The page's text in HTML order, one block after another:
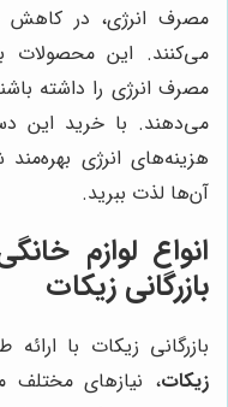
مصرف انرژی، در کاهش
می‌کنند. این محصولات
مصرف انرژی را داشته
می‌دهند. با خرید این
هزینه‌های انرژی
آن‌ها لذت ببرید.
انواع لوازم
بازرگانی زیکات
بازرگانی زیکات با
زیکات، نیازهای